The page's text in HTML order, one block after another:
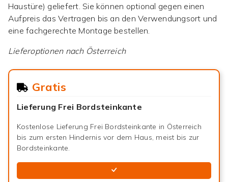
Haustüre) geliefert. Sie können optional gegen einen
Aufpreis das Vertragen bis an den Verwendungsort und
eine fachgerechte Montage bestellen.
Lieferoptionen nach Österreich
Gratis
Lieferung Frei Bordsteinkante
Kostenlose Lieferung Frei Bordsteinkante in Österreich
bis zum ersten Hindernis vor dem Haus, meist bis zur
Bordsteinkante.